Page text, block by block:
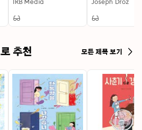
Hudson | Includes
추천 모든 제목 보기